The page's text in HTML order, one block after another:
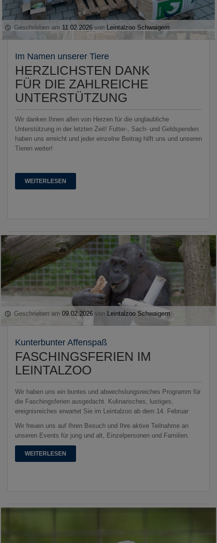
Geschrieben am 11.02.2026 von Leintalzoo Schwaigern
Im Namen unserer Tiere
HERZLICHSTEN DANK
FÜR DIE ZAHLREICHE
UNTERSTÜTZUNG
Wir danken Ihnen allen von Herzen für die unglaubliche
Unterstützung in der letzten Zeit! Futter-, Sach- und Geldspenden
haben uns erreicht und jeder einzelne Beitrag hilft uns und unseren
Tieren weiter!
WEITERLESEN
Geschrieben am09.02.2026 von Leintalzoo Schwaigern
Kunterbunter Affenspaß
FASCHINGSFERIEN IM
LEINTALZOO
Wir haben uns ein buntes und abwechslungsreiches Programm für
die Faschingsferien ausgedacht. Kulinarisches, lustiges,
ereignisreiches erwartet Sie im Leintalzoo ab dem 14. Februar
Wir freuen uns auf Ihren Besuch und Ihre aktive Teilnahme an
unseren Events für jung und alt, Einzelpersonen und Familien.
WEITERLESEN